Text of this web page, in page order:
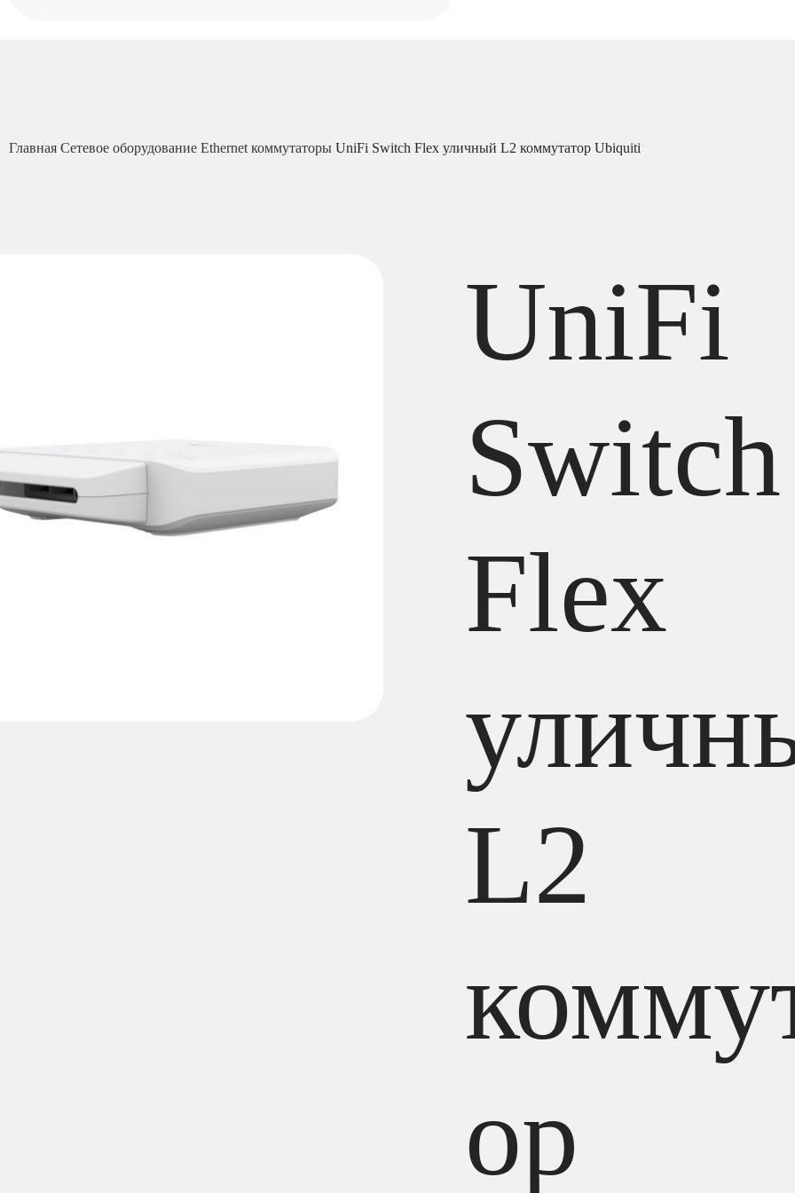
Главная Сетевое оборудование Ethernet коммутаторы UniFi Switch Flex уличный L2 коммутатор Ubiquiti
UniFi
Switch
Flex
L2
ор